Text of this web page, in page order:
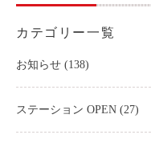
カテゴリー一覧
お知らせ (138)
ステーション OPEN (27)